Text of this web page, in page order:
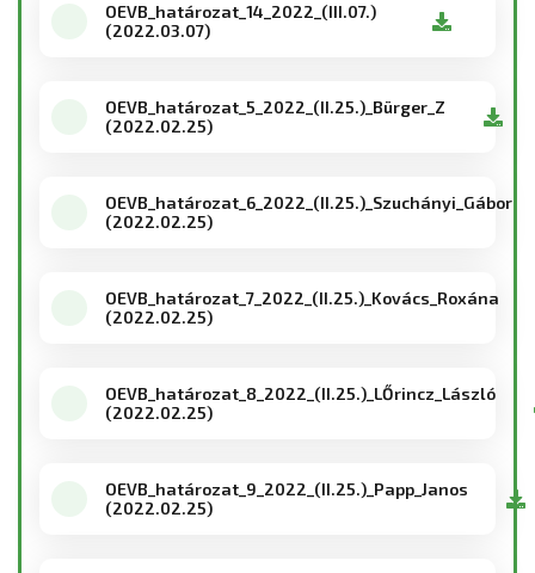
OEVB_határozat_14_2022_(III.07.)
(2022.03.07)
OEVB_határozat_5_2022_(II.25.)_Bürger_Z
(2022.02.25)
OEVB_határozat_6_2022_(II.25.)_Szuchányi_Gábor
(2022.02.25)
OEVB_határozat_7_2022_(II.25.)_Kovács_Roxána
(2022.02.25)
OEVB_határozat_8_2022_(II.25.)_LŐrincz_László
(2022.02.25)
OEVB_határozat_9_2022_(II.25.)_Papp_Janos
(2022.02.25)